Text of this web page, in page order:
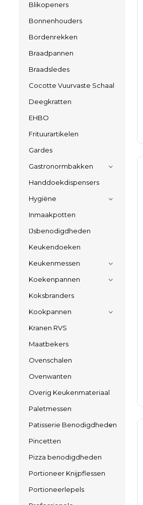
Blikopeners
Bonnenhouders
Bordenrekken
Braadpannen
Braadsledes
Cocotte Vuurvaste Schaal
Deegkratten
EHBO
Frituurartikelen
Gardes
Gastronormbakken
Handdoekdispensers
Hygiëne
Inmaakpotten
IJsbenodigdheden
Keukendoeken
Keukenmessen
Koekenpannen
Koksbranders
Kookpannen
Kranen RVS
Maatbekers
Ovenschalen
Ovenwanten
Overig Keukenmateriaal
Paletmessen
Patisserie Benodigdheden
Pincetten
Pizza benodigdheden
Portioneer Knijpflessen
Portioneerlepels